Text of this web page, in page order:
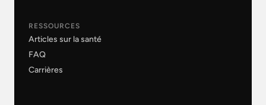
RESSOURCES
Articles sur la santé
FAQ
Carrières